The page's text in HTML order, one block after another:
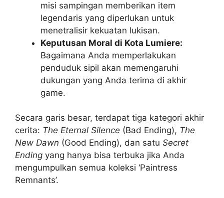
misi sampingan memberikan item
legendaris yang diperlukan untuk
menetralisir kekuatan lukisan.
Keputusan Moral di Kota Lumiere:
Bagaimana Anda memperlakukan
penduduk sipil akan memengaruhi
dukungan yang Anda terima di akhir
game.
Secara garis besar, terdapat tiga kategori akhir
cerita: The Eternal Silence (Bad Ending), The
New Dawn (Good Ending), dan satu Secret
Ending yang hanya bisa terbuka jika Anda
mengumpulkan semua koleksi ‘Paintress
Remnants’.